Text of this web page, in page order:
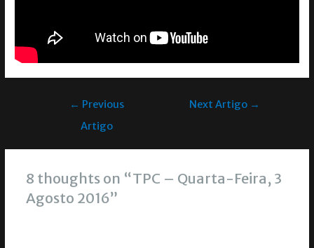
← Previous
Artigo
Next Artigo →
8 thoughts on “TPC – Quarta-Feira, 3
Agosto 2016”